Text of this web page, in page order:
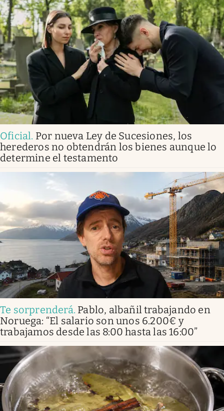
Oficial. Por nueva Ley de Sucesiones, los
herederos no obtendrán los bienes aunque lo
determine el testamento
Te sorprenderá. Pablo, albañil trabajando en
Noruega: “El salario son unos 6.200€ y
trabajamos desde las 8:00 hasta las 16:00”